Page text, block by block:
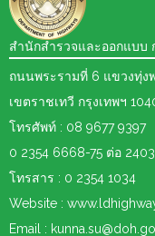
สำนักสำรวจและออกแบบ
ถนนพระรามที่ 6 แขวงทุ่ง
เขตราชเทวี กรุงเทพฯ
โทรศัพท์ : 08 9677 9397
0 2354 6668-75 ต่อ
โทรสาร : 0 2354 1034
Website :
Email :